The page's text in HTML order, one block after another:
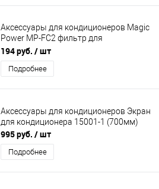
Аксессуары для кондиционеров Magiс
Power MP-FC2 фильтр для
кондиционера
194 руб. / шт
Подробнее
Аксессуары для кондиционеров Экран
для кондиционера 15001-1 (700мм)
995 руб. / шт
Подробнее